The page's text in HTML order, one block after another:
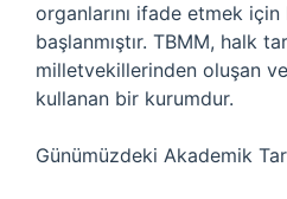
organlarını ifade etmek için
başlanmıştır. TBMM, halk
milletvekillerinden oluşan
kullanan bir kurumdur.
Günümüzdeki Akademik